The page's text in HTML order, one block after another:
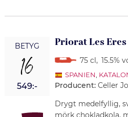
BETYG
16
549:-
Priorat Les
75 cl, 15.5%
SPANIEN
Producent: Celler
Drygt medelfyllig,
mörk chokladkola,